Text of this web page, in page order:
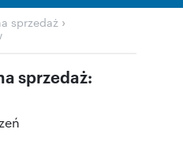
sprzedaż ›
sprzedaż: